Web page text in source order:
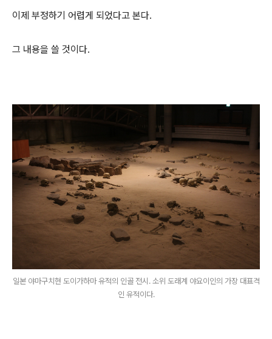
이제 부정하기 어렵게 되었다고 본다.
그 내용을 쓸 것이다.
일본 야마구치현 도이가하마 유적의 인골 전시. 소위 도래계 야요이인의 가장 대표격
인 유적이다.